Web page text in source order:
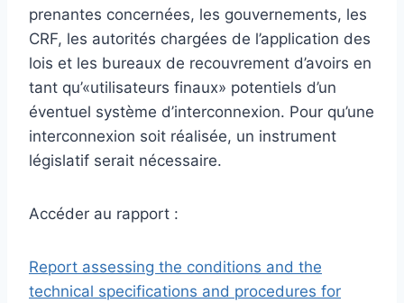
prenantes concernées, les gouvernements, les
CRF, les autorités chargées de l’application des
lois et les bureaux de recouvrement d’avoirs en
tant qu’«utilisateurs finaux» potentiels d’un
éventuel système d’interconnexion. Pour qu’une
interconnexion soit réalisée, un instrument
législatif serait nécessaire.
Accéder au rapport :
Report assessing the conditions and the
technical specifications and procedures for